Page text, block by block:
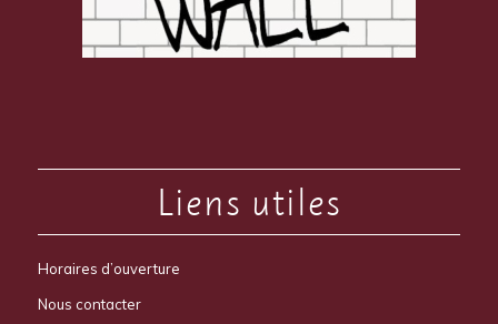
Liens utiles
Horaires d’ouverture
Nous contacter